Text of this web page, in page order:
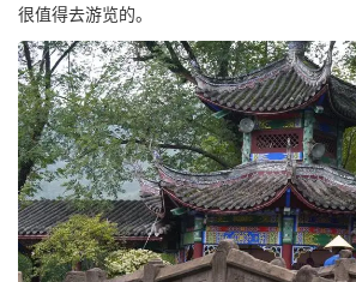
很值得去游览的。